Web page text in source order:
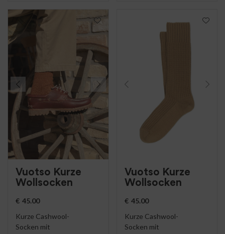
Vuotso Kurze
Wollsocken
€ 45.00
Kurze Cashwool-
Socken mit
Vuotso Kurze
Wollsocken
€ 45.00
Kurze Cashwool-
Socken mit